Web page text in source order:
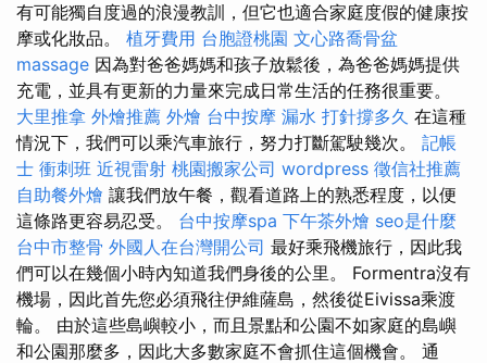
有可能獨自度過的浪漫教訓，但它也適合家庭度假的健康按
摩或化妝品。 植牙費用 台胞證桃園 文心路喬骨盆
massage 因為對爸爸媽媽和孩子放鬆後，為爸爸媽媽提供
充電，並具有更新的力量來完成日常生活的任務很重要。
大里推拿 外燴推薦 外燴 台中按摩 漏水 打針撐多久 在這種
情況下，我們可以乘汽車旅行，努力打斷駕駛幾次。 記帳
士 衝刺班 近視雷射 桃園搬家公司 wordpress 徵信社推薦
自助餐外燴 讓我們放午餐，觀看道路上的熟悉程度，以便
這條路更容易忍受。 台中按摩spa 下午茶外燴 seo是什麼
台中市整骨 外國人在台灣開公司 最好乘飛機旅行，因此我
們可以在幾個小時內知道我們身後的公里。 Formentra沒有
機場，因此首先您必須飛往伊維薩島，然後從Eivissa乘渡
輪。 由於這些島嶼較小，而且景點和公園不如家庭的島嶼
和公園那麼多，因此大多數家庭不會抓住這個機會。 通